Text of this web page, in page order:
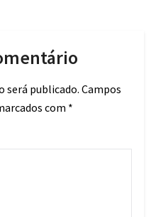
será publicado. Campos
com *